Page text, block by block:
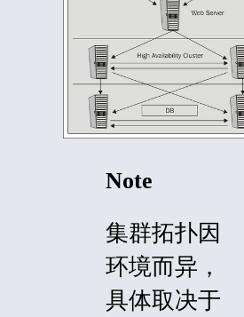
Note
集群拓扑因
环境而异，
具体取决于